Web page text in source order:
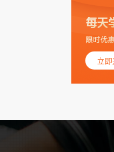
库的
指数（
范围内
的BMI
症和妊
规律的
赠者
立